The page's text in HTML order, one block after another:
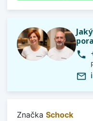
phone
mail_outline
Značka Schock